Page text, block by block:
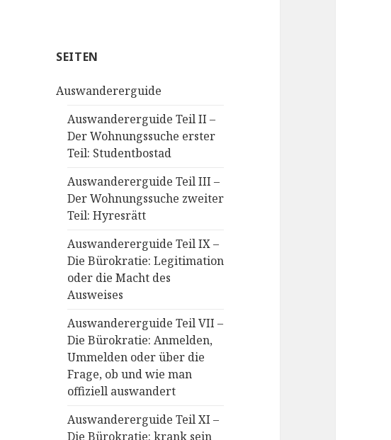
SEITEN
Auswandererguide
Auswandererguide Teil II –
Der Wohnungssuche erster
Teil: Studentbostad
Auswandererguide Teil III –
Der Wohnungssuche zweiter
Teil: Hyresrätt
Auswandererguide Teil IX –
Die Bürokratie: Legitimation
oder die Macht des
Ausweises
Auswandererguide Teil VII –
Die Bürokratie: Anmelden,
Ummelden oder über die
Frage, ob und wie man
offiziell auswandert
Auswandererguide Teil XI –
Die Bürokratie: krank sein